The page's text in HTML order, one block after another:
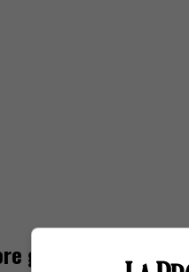
giovane piemontese